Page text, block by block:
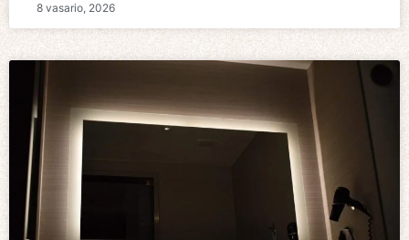
8 vasario, 2026